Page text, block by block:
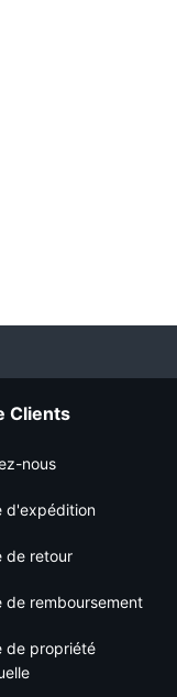
Clients
nous
d'expédition
de retour
de remboursement
de propriété